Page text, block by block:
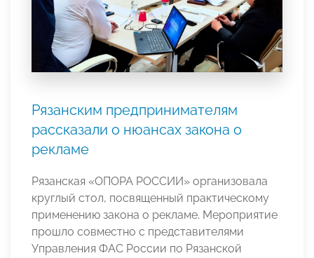
Рязанским предпринимателям
рассказали о нюансах закона о
рекламе
Рязанская «ОПОРА РОССИИ» организовала
круглый стол, посвященный практическому
применению закона о рекламе. Мероприятие
прошло совместно с представителями
Управления ФАС России по Рязанской